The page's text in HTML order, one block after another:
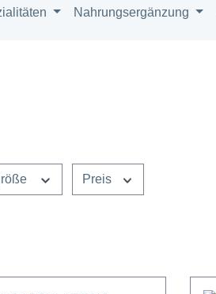
Nahrungsergänzung
Preis